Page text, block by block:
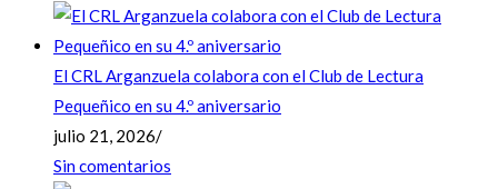
El CRL Arganzuela colabora con el Club de Lectura
Pequeñico en su 4.º aniversario
julio 21, 2026/
Sin comentarios